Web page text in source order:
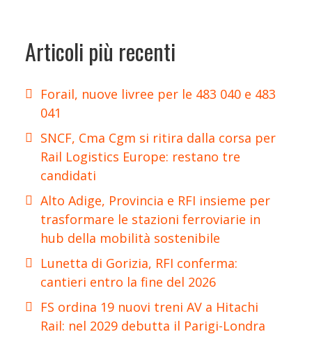
Articoli più recenti
Forail, nuove livree per le 483 040 e 483
041
SNCF, Cma Cgm si ritira dalla corsa per
Rail Logistics Europe: restano tre
candidati
Alto Adige, Provincia e RFI insieme per
trasformare le stazioni ferroviarie in
hub della mobilità sostenibile
Lunetta di Gorizia, RFI conferma:
cantieri entro la fine del 2026
FS ordina 19 nuovi treni AV a Hitachi
Rail: nel 2029 debutta il Parigi-Londra